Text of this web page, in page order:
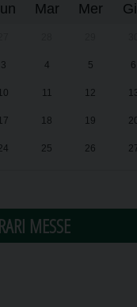
Mar Mer
3 4 5 6
11 12
18 19
25 26
MESSE